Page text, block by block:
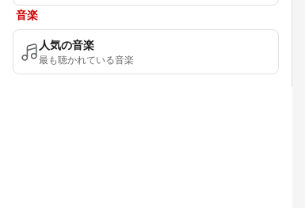
音楽
人気の音楽
最も聴かれている音楽